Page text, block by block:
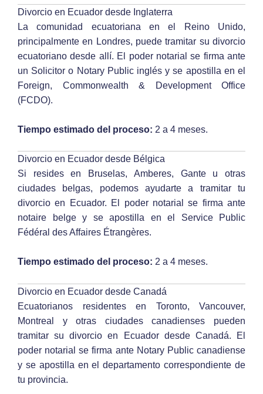
Divorcio en Ecuador desde Inglaterra
La comunidad ecuatoriana en el Reino Unido,
principalmente en Londres, puede tramitar su divorcio
ecuatoriano desde allí. El poder notarial se firma ante
un Solicitor o Notary Public inglés y se apostilla en el
Foreign, Commonwealth & Development Office
(FCDO).
Tiempo estimado del proceso: 2 a 4 meses.
Divorcio en Ecuador desde Bélgica
Si resides en Bruselas, Amberes, Gante u otras
ciudades belgas, podemos ayudarte a tramitar tu
divorcio en Ecuador. El poder notarial se firma ante
notaire belge y se apostilla en el Service Public
Fédéral des Affaires Étrangères.
Tiempo estimado del proceso: 2 a 4 meses.
Divorcio en Ecuador desde Canadá
Ecuatorianos residentes en Toronto, Vancouver,
Montreal y otras ciudades canadienses pueden
tramitar su divorcio en Ecuador desde Canadá. El
poder notarial se firma ante Notary Public canadiense
y se apostilla en el departamento correspondiente de
tu provincia.